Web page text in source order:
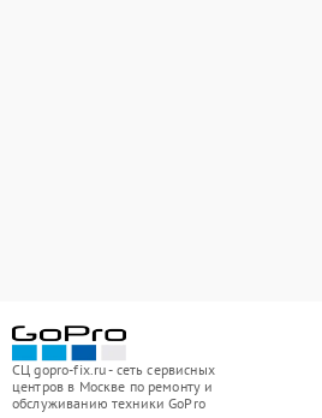
СЦ gopro-fix.ru - сеть сервисных
центров в Москве по ремонту и
обслуживанию техники GoPro